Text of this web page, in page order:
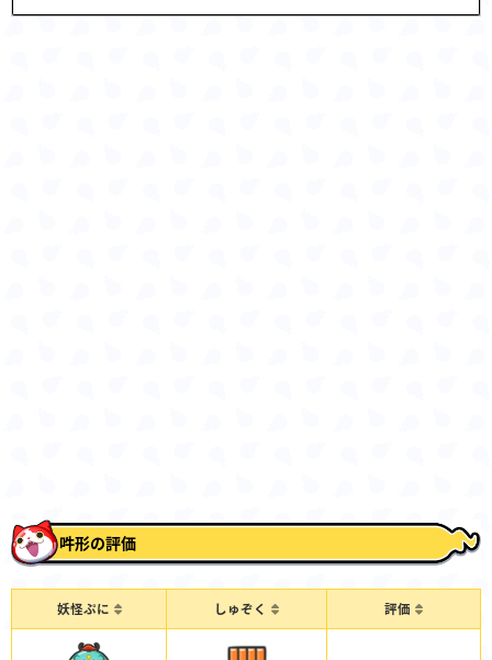
吽形の評価
妖怪ぷに しゅぞく 評価